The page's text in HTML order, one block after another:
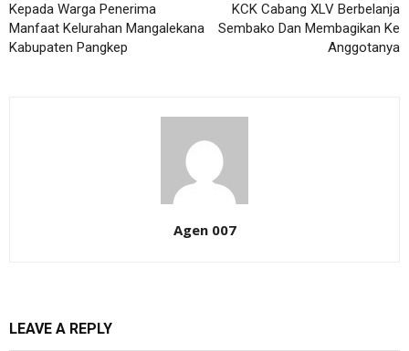
Kepada Warga Penerima
Manfaat Kelurahan Mangalekana
Kabupaten Pangkep
KCK Cabang XLV Berbelanja
Sembako Dan Membagikan Ke
Anggotanya
Agen 007
LEAVE A REPLY